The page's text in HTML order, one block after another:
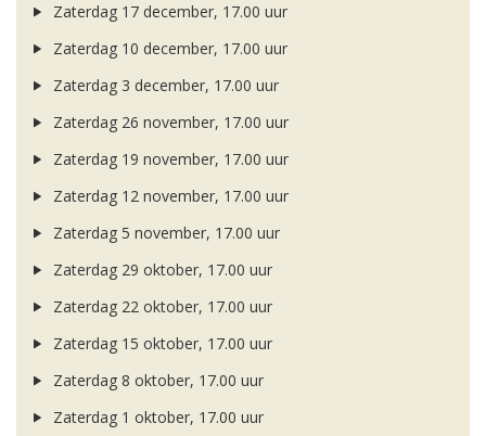
Zaterdag 17 december, 17.00 uur
Zaterdag 10 december, 17.00 uur
Zaterdag 3 december, 17.00 uur
Zaterdag 26 november, 17.00 uur
Zaterdag 19 november, 17.00 uur
Zaterdag 12 november, 17.00 uur
Zaterdag 5 november, 17.00 uur
Zaterdag 29 oktober, 17.00 uur
Zaterdag 22 oktober, 17.00 uur
Zaterdag 15 oktober, 17.00 uur
Zaterdag 8 oktober, 17.00 uur
Zaterdag 1 oktober, 17.00 uur